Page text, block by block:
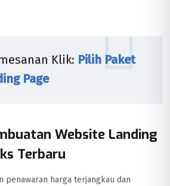
Klik: Pilih Paket
Page
Website Landing
Terbaru
penawaran harga terjangkau dan